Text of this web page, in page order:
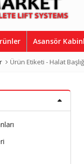
Asansör
Ürün Etiketi - Halat